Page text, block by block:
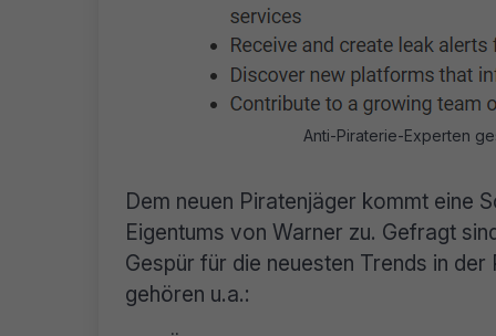
Anti-Piraterie-Experten
Dem neuen Piratenjäger kommt eine
Eigentums von Warner zu. Gefragt
Gespür für die neuesten Trends in der
gehören u.a.: